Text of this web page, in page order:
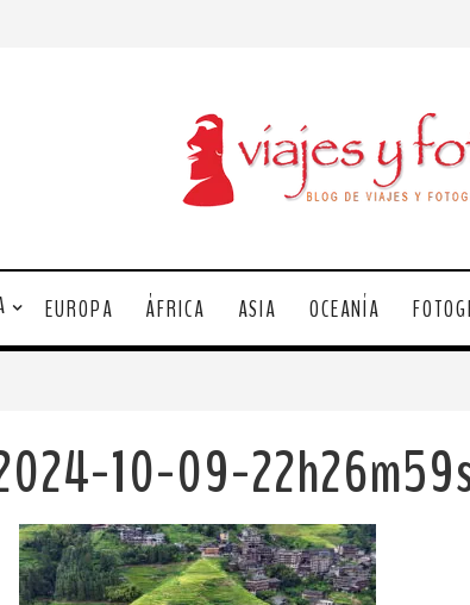
EUROPA ÁFRICA ASIA OCEANÍA
10-09-